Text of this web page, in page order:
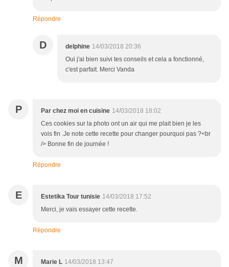
Répondre
D delphine 14/03/2018 20:36
Oui j'ai bien suivi tes conseils et cela a fonctionné,
c'est parfait. Merci Vanda
P Par chez moi en cuisine 14/03/2018 18:02
Ces cookies sur la photo ont un air qui me plait bien je les
vois fin .Je note cette recette pour changer pourquoi pas ?<br
/> Bonne fin de journée !
Répondre
E Estetika Tour tunisie 14/03/2018 17:52
Merci, je vais essayer cette recette.
Répondre
M Marie L 14/03/2018 13:47